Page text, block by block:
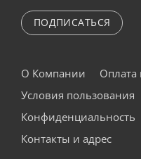
ПОДПИСАТЬСЯ
О Компании
Оплата
Условия пользования
Конфиденциальность
Контакты и адрес